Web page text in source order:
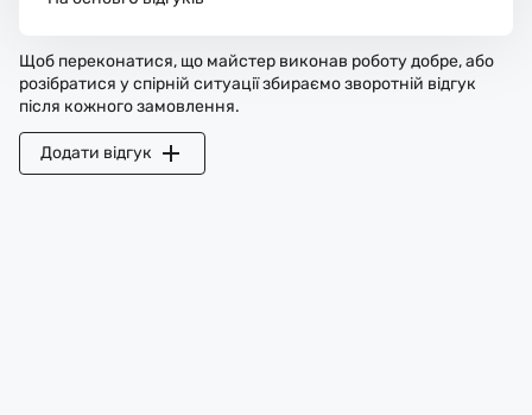
Щоб переконатися, що майстер виконав роботу добре, або
розібратися у спірній ситуації збираємо зворотній відгук
після кожного замовлення.
Додати відгук